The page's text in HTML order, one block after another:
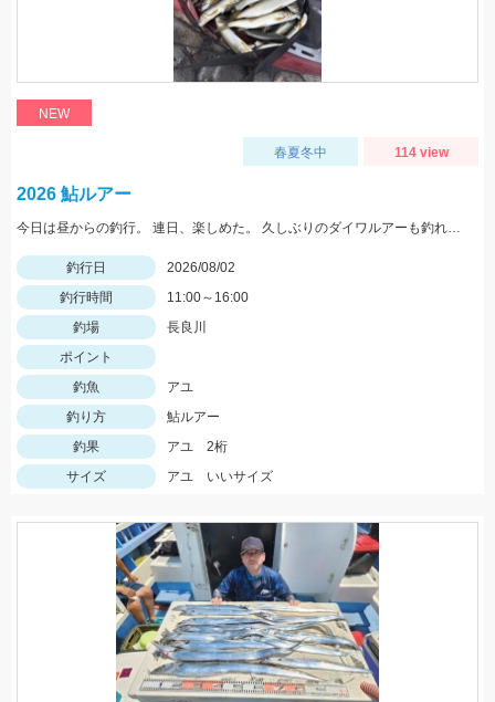
NEW
春夏冬中 114 view
2026 鮎ルアー
今日は昼からの釣行。 連日、楽しめた。 久しぶりのダイワルアーも釣れてくれました。
釣行日
2026/08/02
釣行時間
11:00～16:00
釣場
長良川
ポイント
釣魚
アユ
釣り方
鮎ルアー
釣果
アユ 2桁
サイズ
アユ いいサイズ